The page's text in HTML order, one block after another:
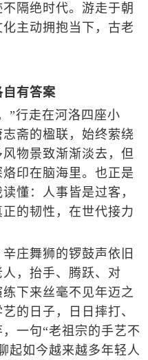
隔绝时代。游走于朝
主动拥抱当下，古老
有答案
行走在河洛四座小
斋的楹联，始终萦绕
物景致渐渐淡去，但
印在脑海里。也正是
懂：人事皆是过客，
的韧性，在世代接力
庄舞狮的锣鼓声依旧
，抬手、腾跃、对
下来丝毫不见年迈之
的日子，日日摔打、
一句“老祖宗的手艺不
起如今越来越多年轻人